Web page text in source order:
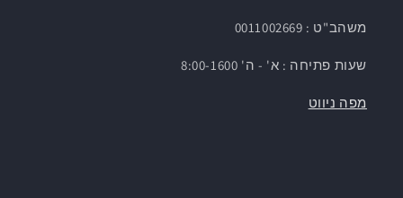
משהב"ט : 0011002669
שעות פתיחה : א' - ה' 8:00-1600
מפה ניווט